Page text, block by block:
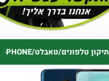
תיקון טלפונים/טאבלט/PHONE